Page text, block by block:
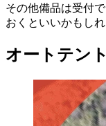
その他備品は受付
おくといいかもしれ
オートテン